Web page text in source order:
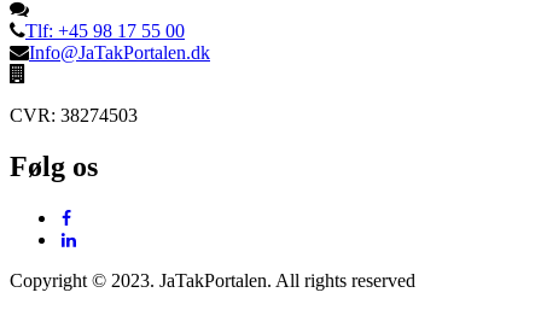
Tlf: +45 98 17 55 00
Info@JaTakPortalen.dk
CVR: 38274503
Følg os
Copyright © 2023. JaTakPortalen. All rights reserved